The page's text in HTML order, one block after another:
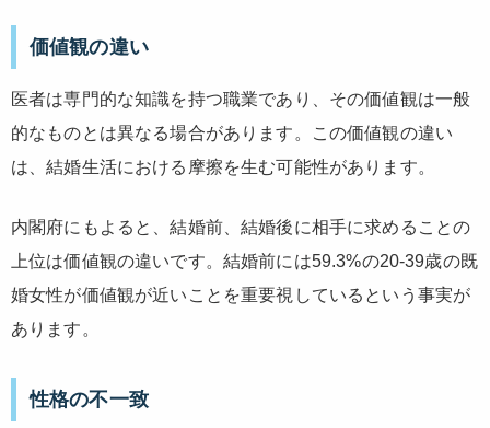
価値観の違い
医者は専門的な知識を持つ職業であり、その価値観は一般
的なものとは異なる場合があります。この価値観の違い
は、結婚生活における摩擦を生む可能性があります。
内閣府にもよると、結婚前、結婚後に相手に求めることの
上位は価値観の違いです。結婚前には59.3%の20-39歳の既
婚女性が価値観が近いことを重要視しているという事実が
あります。
性格の不一致